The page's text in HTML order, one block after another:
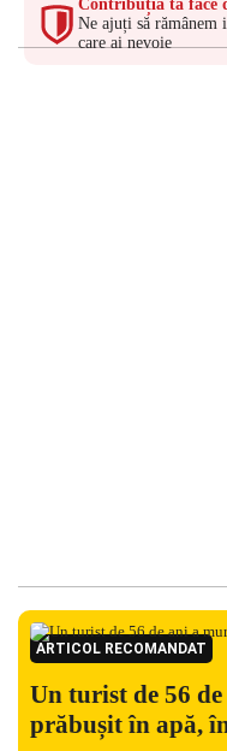
Contribuția ta face
Ne ajuți să rămânem
care ai nevoie
ARTICOL RECOMANDAT
Un turist de 56
prăbușit în apă,